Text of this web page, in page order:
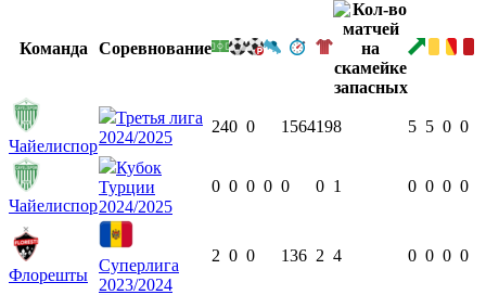
Команда Соревнование
Чайелиспор
Третья лига
2024/2025
240 0 1564198 5 5 0 0
Чайелиспор
Кубок
Турции
2024/2025
0 0 0 0 0 0 1 0 0 0 0
Флорешты
Суперлига
2023/2024
2 0 0 136 2 4 0 0 0 0